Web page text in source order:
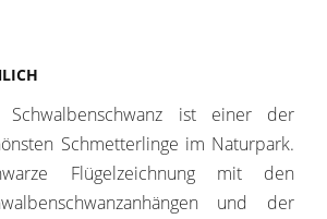
Schwalbenschwanz ist einer der
Schmetterlinge im Naturpark.
Flügelzeichnung mit den
und der